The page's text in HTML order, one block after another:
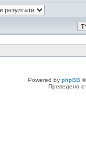
Powered by phpBB
Преведено